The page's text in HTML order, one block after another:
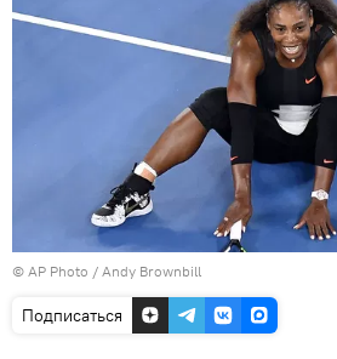
© AP Photo / Andy Brownbill
Подписаться